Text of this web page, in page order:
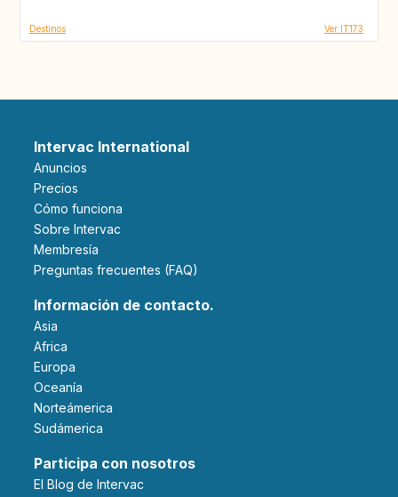
Destinos Ver IT173
Intervac International
Anuncios
Precios
Cómo funciona
Sobre Intervac
Membresía
Preguntas frecuentes (FAQ)
Información de contacto.
Asia
Africa
Europa
Oceanía
Norteámerica
Sudámerica
Participa con nosotros
El Blog de Intervac